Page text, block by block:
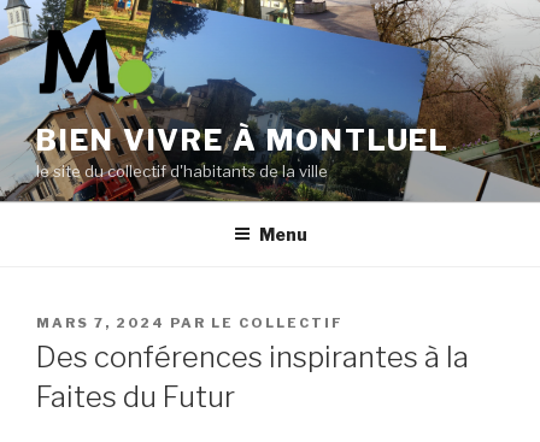
Aller
au
contenu
principal
BIEN VIVRE À MONTLUEL
le site du collectif d'habitants de la ville
Menu
PUBLIÉ
LE
MARS 7, 2024 PAR LE COLLECTIF
Des conférences inspirantes à la
Faites du Futur